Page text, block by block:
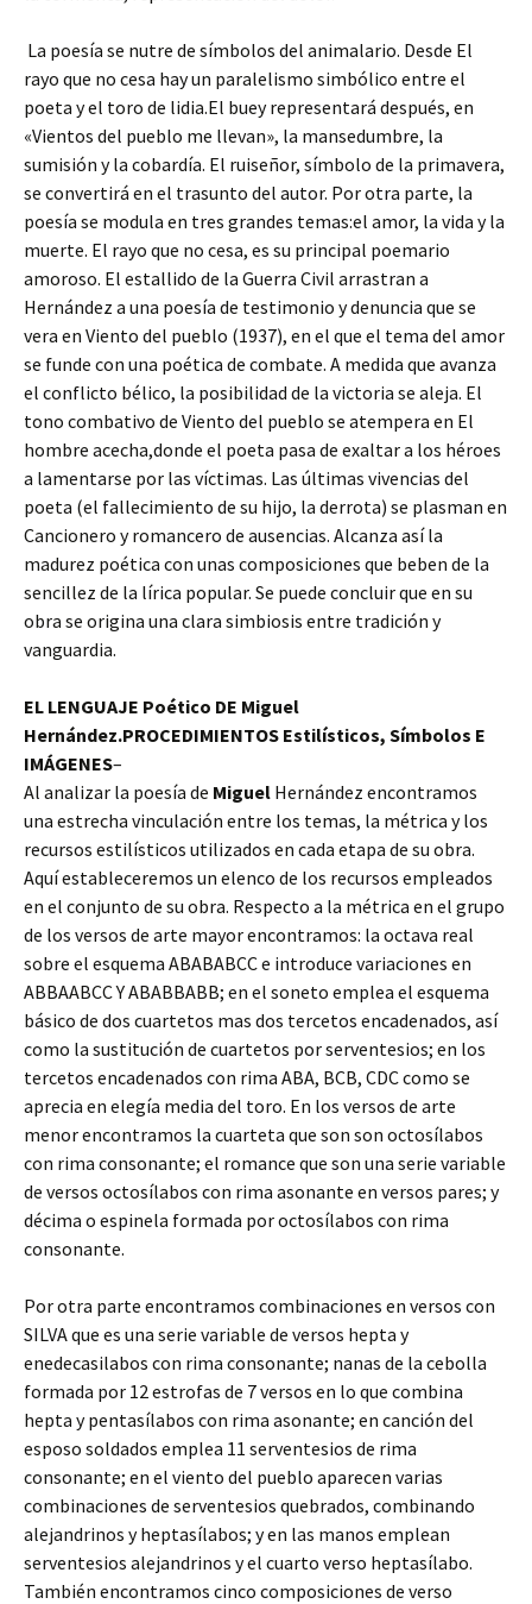
La poesía se nutre de símbolos del animalario. Desde El
rayo que no cesa hay un paralelismo simbólico entre el
poeta y el toro de lidia.El buey representará después, en
«Vientos del pueblo me llevan», la mansedumbre, la
sumisión y la cobardía. El ruiseñor, símbolo de la primavera,
se convertirá en el trasunto del autor. Por otra parte, la
poesía se modula en tres grandes temas:el amor, la vida y la
muerte. El rayo que no cesa, es su principal poemario
amoroso. El estallido de la Guerra Civil arrastran a
Hernández a una poesía de testimonio y denuncia que se
vera en Viento del pueblo (1937), en el que el tema del amor
se funde con una poética de combate. A medida que avanza
el conflicto bélico, la posibilidad de la victoria se aleja. El
tono combativo de Viento del pueblo se atempera en El
hombre acecha,donde el poeta pasa de exaltar a los héroes
a lamentarse por las víctimas. Las últimas vivencias del
poeta (el fallecimiento de su hijo, la derrota) se plasman en
Cancionero y romancero de ausencias. Alcanza así la
madurez poética con unas composiciones que beben de la
sencillez de la lírica popular. Se puede concluir que en su
obra se origina una clara simbiosis entre tradición y
vanguardia.
EL LENGUAJE Poético DE Miguel
Hernández.PROCEDIMIENTOS Estilísticos, Símbolos E
IMÁGENES–
Al analizar la poesía de Miguel Hernández encontramos
una estrecha vinculación entre los temas, la métrica y los
recursos estilísticos utilizados en cada etapa de su obra.
Aquí estableceremos un elenco de los recursos empleados
en el conjunto de su obra. Respecto a la métrica en el grupo
de los versos de arte mayor encontramos: la octava real
sobre el esquema ABABABCC e introduce variaciones en
ABBAABCC Y ABABBABB; en el soneto emplea el esquema
básico de dos cuartetos mas dos tercetos encadenados, así
como la sustitución de cuartetos por serventesios; en los
tercetos encadenados con rima ABA, BCB, CDC como se
aprecia en elegía media del toro. En los versos de arte
menor encontramos la cuarteta que son son octosílabos
con rima consonante; el romance que son una serie variable
de versos octosílabos con rima asonante en versos pares; y
décima o espinela formada por octosílabos con rima
consonante.
Por otra parte encontramos combinaciones en versos con
SILVA que es una serie variable de versos hepta y
enedecasilabos con rima consonante; nanas de la cebolla
formada por 12 estrofas de 7 versos en lo que combina
hepta y pentasílabos con rima asonante; en canción del
esposo soldados emplea 11 serventesios de rima
consonante; en el viento del pueblo aparecen varias
combinaciones de serventesios quebrados, combinando
alejandrinos y heptasílabos; y en las manos emplean
serventesios alejandrinos y el cuarto verso heptasílabo.
También encontramos cinco composiciones de verso